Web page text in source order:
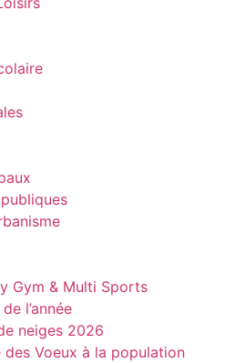
Gym & Multi Sports
l’année
neiges 2026
des Voeux à la population